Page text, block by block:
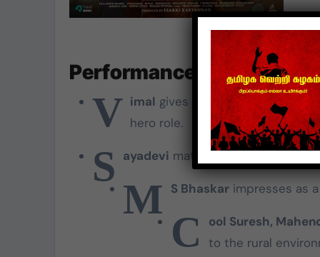
Performance Highlights
V imal gives a grounded
hero role.
S ayadevi matches him with an
M S Bhaskarimpresses as
C
ool Suresh,
to the rural